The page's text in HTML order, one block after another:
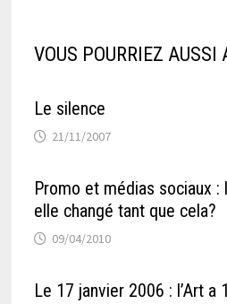
VOUS POURRIEZ AUSSI
Le silence
21/11/2007
Promo et médias sociaux :
elle changé tant que cela?
09/04/2010
Le 17 janvier 2006 : l’Art a